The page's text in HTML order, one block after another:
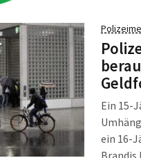
Ein 15-
ein 16-